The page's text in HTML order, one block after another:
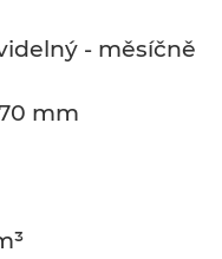
- měsíčně
mm